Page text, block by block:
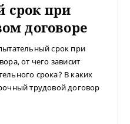
срок при
договоре
срок при
от чего зависит
срока? В каких
трудовой договор